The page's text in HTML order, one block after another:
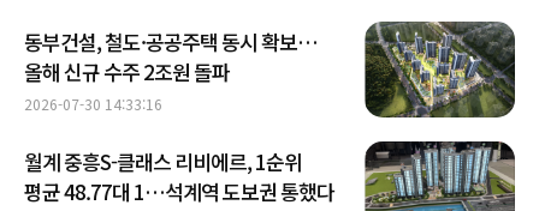
동부건설, 철도·공공주택 동시 확보…
올해 신규 수주 2조원 돌파
2026-07-30 14:33:16
월계 중흥S-클래스 리비에르, 1순위
평균 48.77대 1…석계역 도보권 통했다